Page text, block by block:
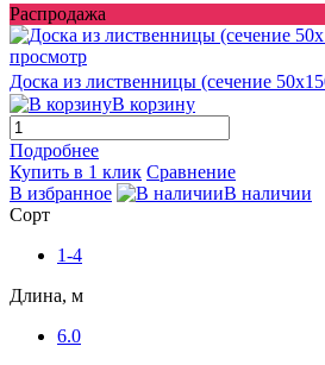
Распродажа
просмотр
Доска из лиственницы (сечение
В корзину
Подробнее
Купить в 1 клик Сравнение
В избранное
В наличии
Сорт
1-4
Длина, м
6.0